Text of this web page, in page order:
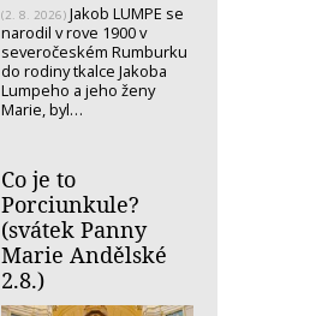
(2. 8. 2026) Jakob LUMPE se
narodil v rove 1900 v
severočeském Rumburku
do rodiny tkalce Jakoba
Lumpeho a jeho ženy
Marie, byl…
Co je to
Porciunkule?
(svátek Panny
Marie Andělské
2.8.)